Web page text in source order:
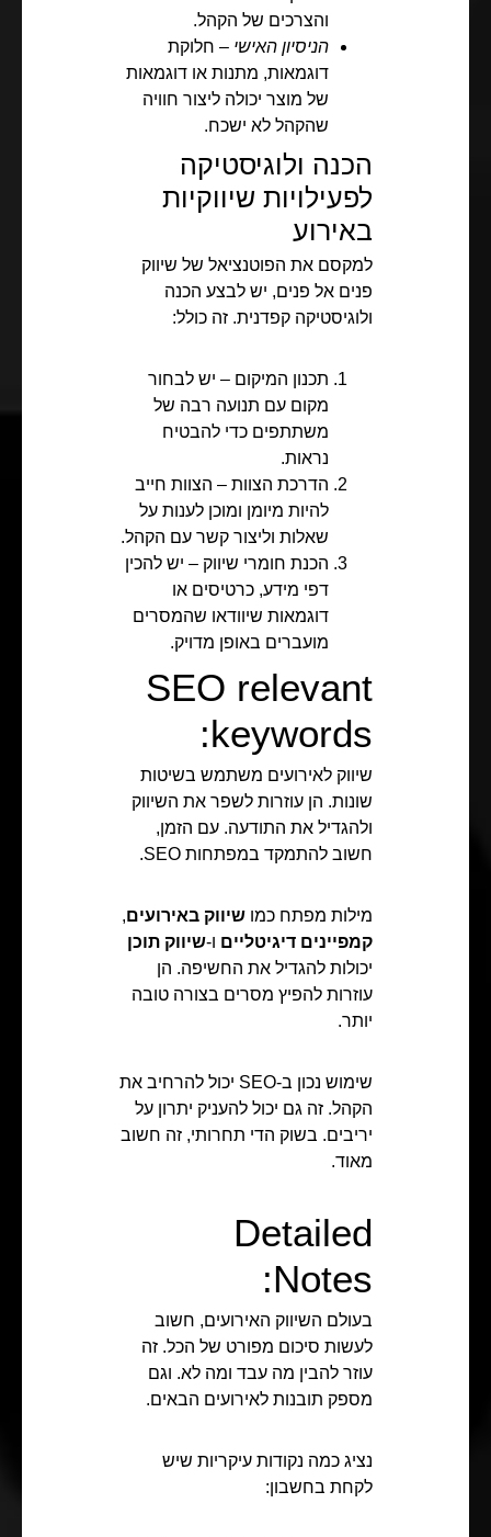
והצרכים של הקהל.
הניסיון האישי – חלוקת
דוגמאות, מתנות או דוגמאות
של מוצר יכולה ליצור חוויה
שהקהל לא ישכח.
הכנה ולוגיסטיקה
לפעילויות שיווקיות
באירוע
למקסם את הפוטנציאל של שיווק
פנים אל פנים, יש לבצע הכנה
ולוגיסטיקה קפדנית. זה כולל:
תכנון המיקום – יש לבחור
מקום עם תנועה רבה של
משתתפים כדי להבטיח
נראות.
הדרכת הצוות – הצוות חייב
להיות מיומן ומוכן לענות על
שאלות וליצור קשר עם הקהל.
הכנת חומרי שיווק – יש להכין
דפי מידע, כרטיסים או
דוגמאות שיוודאו שהמסרים
מועברים באופן מדויק.
SEO relevant
keywords:
שיווק לאירועים משתמש בשיטות
שונות. הן עוזרות לשפר את השיווק
ולהגדיל את התודעה. עם הזמן,
חשוב להתמקד במפתחות SEO.
מילות מפתח כמו שיווק באירועים,
קמפיינים דיגיטליים ו-שיווק תוכן
יכולות להגדיל את החשיפה. הן
עוזרות להפיץ מסרים בצורה טובה
יותר.
שימוש נכון ב-SEO יכול להרחיב את
הקהל. זה גם יכול להעניק יתרון על
יריבים. בשוק הדי תחרותי, זה חשוב
מאוד.
Detailed
Notes:
בעולם השיווק האירועים, חשוב
לעשות סיכום מפורט של הכל. זה
עוזר להבין מה עבד ומה לא. וגם
מספק תובנות לאירועים הבאים.
נציג כמה נקודות עיקריות שיש
לקחת בחשבון: